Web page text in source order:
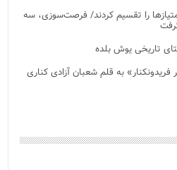
را تقسیم کردند/ فرصت‌سوزی، سه
تاریخی یوش بلده
به قلم شعبان آزادی کناری